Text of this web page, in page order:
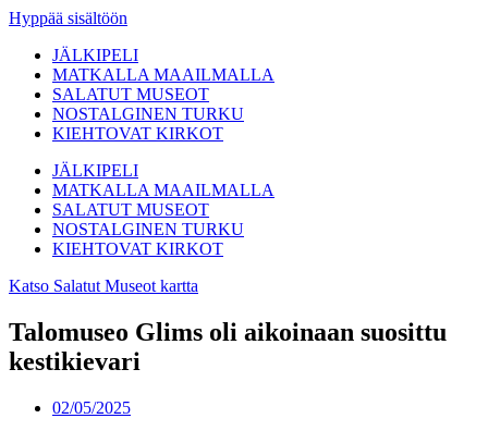
Hyppää sisältöön
JÄLKIPELI
MATKALLA MAAILMALLA
SALATUT MUSEOT
NOSTALGINEN TURKU
KIEHTOVAT KIRKOT
JÄLKIPELI
MATKALLA MAAILMALLA
SALATUT MUSEOT
NOSTALGINEN TURKU
KIEHTOVAT KIRKOT
Katso Salatut Museot kartta
Talomuseo Glims oli aikoinaan suosittu
kestikievari
02/05/2025